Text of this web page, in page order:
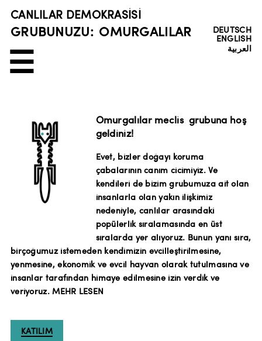
CANLILAR DEMOKRASISI
GRUBUNUZU: OMURGALILAR
☰
DEUTSCH
ENGLISH
العربية
Omurgalılar meclis grubuna hoş
geldiniz!
Evet, bizler doğayı koruma
çabalarının canım cicimiyiz. Ve
kendileri de bizim grubumuza ait olan
insanlarla olan yakın ilişkimiz
nedeniyle, canlılar arasındaki
popülerlik sıralamasında en üst
sıralarda yer alıyoruz. Bunun yanı sıra,
birçoğumuz istemeden kendimizin evcilleştirilmesine,
yenmesine, ekonomik ve evcil hayvan olarak tutulmasına ve
insanlar tarafından himaye edilmesine izin verdik ve
veriyoruz.MEHR LESEN
KATILIM